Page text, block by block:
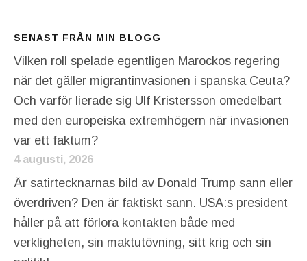
SENAST FRÅN MIN BLOGG
Vilken roll spelade egentligen Marockos regering
när det gäller migrantinvasionen i spanska Ceuta?
Och varför lierade sig Ulf Kristersson omedelbart
med den europeiska extremhögern när invasionen
var ett faktum?
4 augusti, 2026
Är satirtecknarnas bild av Donald Trump sann eller
överdriven? Den är faktiskt sann. USA:s president
håller på att förlora kontakten både med
verkligheten, sin maktutövning, sitt krig och sin